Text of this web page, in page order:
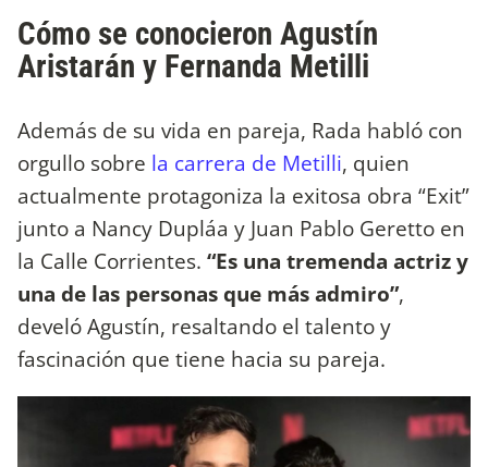
Cómo se conocieron Agustín
Aristarán y Fernanda Metilli
Además de su vida en pareja, Rada habló con
orgullo sobre la carrera de Metilli, quien
actualmente protagoniza la exitosa obra “Exit”
junto a Nancy Dupláa y Juan Pablo Geretto en
la Calle Corrientes. “Es una tremenda actriz y
una de las personas que más admiro”,
develó Agustín, resaltando el talento y
fascinación que tiene hacia su pareja.